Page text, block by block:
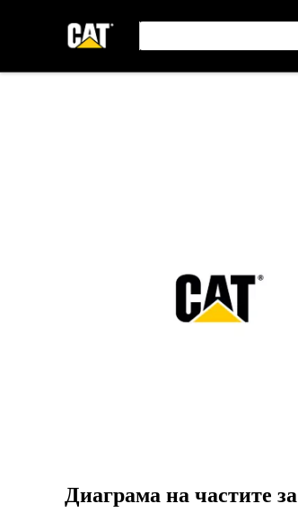
Диаграма на частите за